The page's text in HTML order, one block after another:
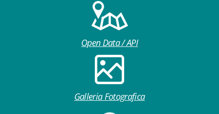
Open Data / API
Galleria Fotografica